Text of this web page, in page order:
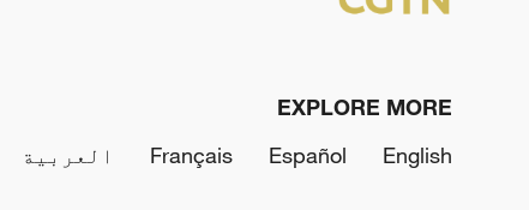
EXPLORE MORE
English
Español
Français العربية